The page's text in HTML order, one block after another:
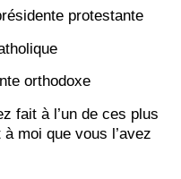
protestante
orthodoxe
fait à l’un de ces plus
moi que vous l’avez